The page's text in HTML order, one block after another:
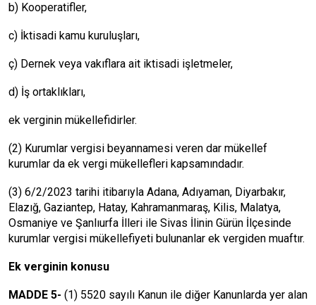
b) Kooperatifler,
c) İktisadi kamu kuruluşları,
ç) Dernek veya vakıflara ait iktisadi işletmeler,
d) İş ortaklıkları,
ek verginin mükellefidirler.
(2) Kurumlar vergisi beyannamesi veren dar mükellef
kurumlar da ek vergi mükellefleri kapsamındadır.
(3) 6/2/2023 tarihi itibarıyla Adana, Adıyaman, Diyarbakır,
Elazığ, Gaziantep, Hatay, Kahramanmaraş, Kilis, Malatya,
Osmaniye ve Şanlıurfa İlleri ile Sivas İlinin Gürün İlçesinde
kurumlar vergisi mükellefiyeti bulunanlar ek vergiden muaftır.
Ek verginin konusu
MADDE 5- (1) 5520 sayılı Kanun ile diğer Kanunlarda yer alan